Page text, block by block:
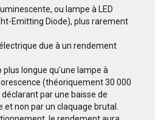
ou lampe à LED
Emitting Diode), plus rarement
due à un rendement
plus longue qu'une lampe à
(théoriquement 30 000
par une baisse de
non par un claquage brutal.